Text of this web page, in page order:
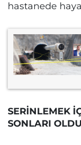
hastanede
SERİNLEMEK
SONLARI